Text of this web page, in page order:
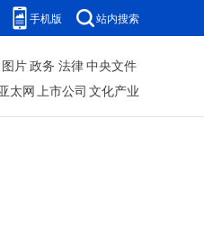
手机版 站内搜索
图片政务 法律中央文件
太网上市公司 文化产业